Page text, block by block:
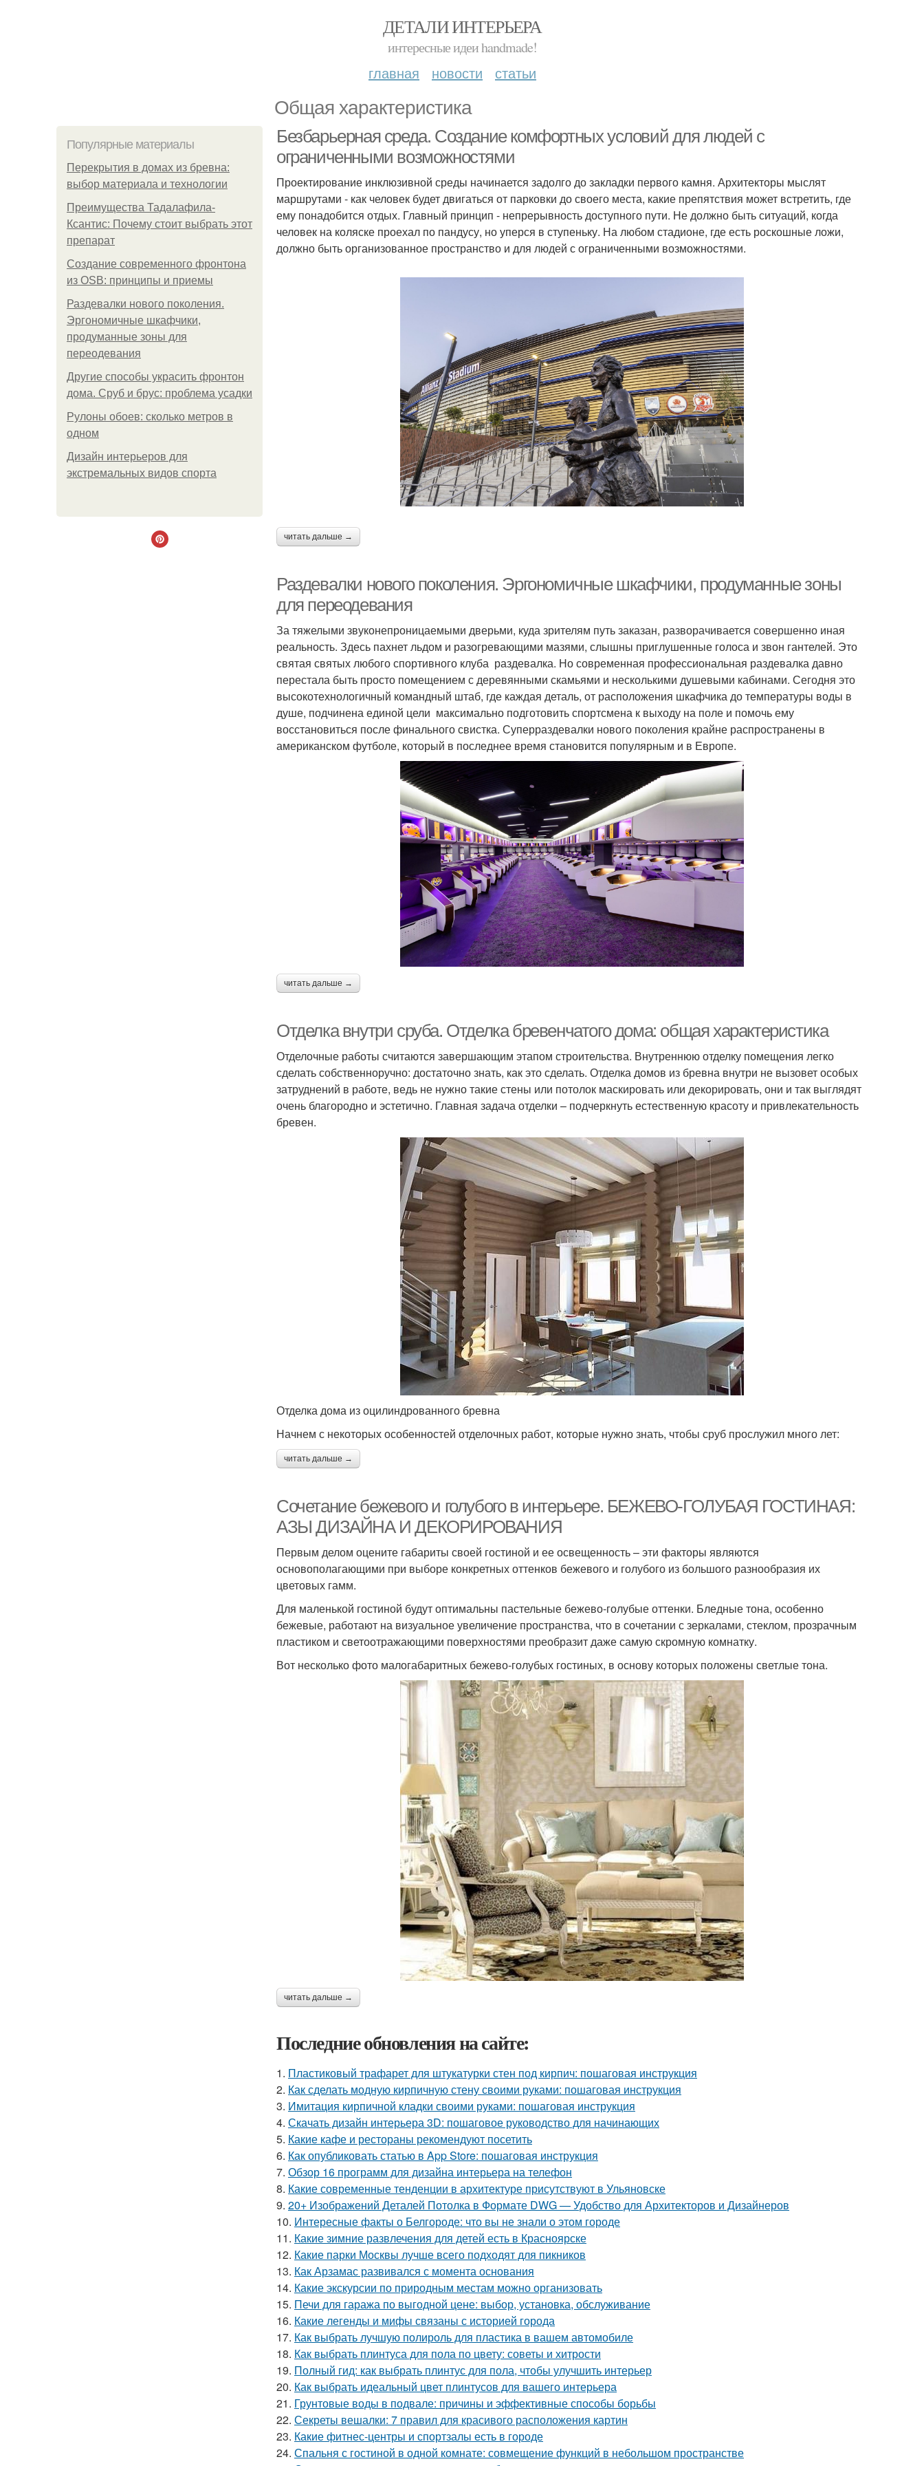
ДЕТАЛИ ИНТЕРЬЕРА
интересные идеи handmade!
главная новости статьи
Общая характеристика
Популярные материалы
Перекрытия в домах из бревна:
выбор материала и технологии
Преимущества Тадалафила-
Ксантис: Почему стоит выбрать этот
препарат
Создание современного фронтона
из OSB: принципы и приемы
Раздевалки нового поколения.
Эргономичные шкафчики,
продуманные зоны для
переодевания
Другие способы украсить фронтон
дома. Сруб и брус: проблема усадки
Рулоны обоев: сколько метров в
одном
Дизайн интерьеров для
экстремальных видов спорта
Безбарьерная среда. Создание комфортных условий для людей с
ограниченными возможностями
Проектирование инклюзивной среды начинается задолго до закладки первого камня. Архитекторы мыслят
маршрутами - как человек будет двигаться от парковки до своего места, какие препятствия может встретить, где
ему понадобится отдых. Главный принцип - непрерывность доступного пути. Не должно быть ситуаций, когда
человек на коляске проехал по пандусу, но уперся в ступеньку. На любом стадионе, где есть роскошные ложи,
должно быть организованное пространство и для людей с ограниченными возможностями.
читать дальше →
Раздевалки нового поколения. Эргономичные шкафчики, продуманные зоны
для переодевания
За тяжелыми звуконепроницаемыми дверьми, куда зрителям путь заказан, разворачивается совершенно иная
реальность. Здесь пахнет льдом и разогревающими мазями, слышны приглушенные голоса и звон гантелей. Это
святая святых любого спортивного клуба раздевалка. Но современная профессиональная раздевалка давно
перестала быть просто помещением с деревянными скамьями и несколькими душевыми кабинами. Сегодня это
высокотехнологичный командный штаб, где каждая деталь, от расположения шкафчика до температуры воды в
душе, подчинена единой цели максимально подготовить спортсмена к выходу на поле и помочь ему
восстановиться после финального свистка. Суперраздевалки нового поколения крайне распространены в
американском футболе, который в последнее время становится популярным и в Европе.
читать дальше →
Отделка внутри сруба. Отделка бревенчатого дома: общая характеристика
Отделочные работы считаются завершающим этапом строительства. Внутреннюю отделку помещения легко
сделать собственноручно: достаточно знать, как это сделать. Отделка домов из бревна внутри не вызовет особых
затруднений в работе, ведь не нужно такие стены или потолок маскировать или декорировать, они и так выглядят
очень благородно и эстетично. Главная задача отделки – подчеркнуть естественную красоту и привлекательность
бревен.
Отделка дома из оцилиндрованного бревна
Начнем с некоторых особенностей отделочных работ, которые нужно знать, чтобы сруб прослужил много лет:
читать дальше →
Сочетание бежевого и голубого в интерьере. БЕЖЕВО-ГОЛУБАЯ ГОСТИНАЯ:
АЗЫ ДИЗАЙНА И ДЕКОРИРОВАНИЯ
Первым делом оцените габариты своей гостиной и ее освещенность – эти факторы являются
основополагающими при выборе конкретных оттенков бежевого и голубого из большого разнообразия их
цветовых гамм.
Для маленькой гостиной будут оптимальны пастельные бежево-голубые оттенки. Бледные тона, особенно
бежевые, работают на визуальное увеличение пространства, что в сочетании с зеркалами, стеклом, прозрачным
пластиком и светоотражающими поверхностями преобразит даже самую скромную комнатку.
Вот несколько фото малогабаритных бежево-голубых гостиных, в основу которых положены светлые тона.
читать дальше →
Последние обновления на сайте:
1. Пластиковый трафарет для штукатурки стен под кирпич: пошаговая инструкция
2. Как сделать модную кирпичную стену своими руками: пошаговая инструкция
3. Имитация кирпичной кладки своими руками: пошаговая инструкция
4. Скачать дизайн интерьера 3D: пошаговое руководство для начинающих
5. Какие кафе и рестораны рекомендуют посетить
6. Как опубликовать статью в App Store: пошаговая инструкция
7. Обзор 16 программ для дизайна интерьера на телефон
8. Какие современные тенденции в архитектуре присутствуют в Ульяновске
9. 20+ Изображений Деталей Потолка в Формате DWG — Удобство для Архитекторов и Дизайнеров
10. Интересные факты о Белгороде: что вы не знали о этом городе
11. Какие зимние развлечения для детей есть в Красноярске
12. Какие парки Москвы лучше всего подходят для пикников
13. Как Арзамас развивался с момента основания
14. Какие экскурсии по природным местам можно организовать
15. Печи для гаража по выгодной цене: выбор, установка, обслуживание
16. Какие легенды и мифы связаны с историей города
17. Как выбрать лучшую полироль для пластика в вашем автомобиле
18. Как выбрать плинтуса для пола по цвету: советы и хитрости
19. Полный гид: как выбрать плинтус для пола, чтобы улучшить интерьер
20. Как выбрать идеальный цвет плинтусов для вашего интерьера
21. Грунтовые воды в подвале: причины и эффективные способы борьбы
22. Секреты вешалки: 7 правил для красивого расположения картин
23. Какие фитнес-центры и спортзалы есть в городе
24. Спальня с гостиной в одной комнате: совмещение функций в небольшом пространстве